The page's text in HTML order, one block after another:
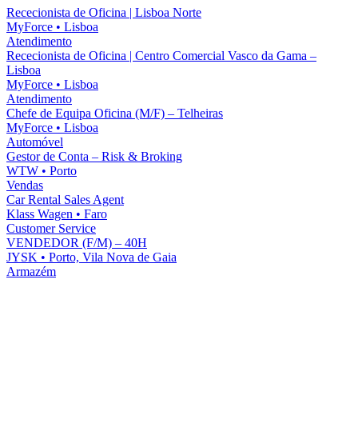
Rececionista de Oficina | Lisboa Norte
MyForce • Lisboa
Atendimento
Rececionista de Oficina | Centro Comercial Vasco da Gama –
Lisboa
MyForce • Lisboa
Atendimento
Chefe de Equipa Oficina (M/F) – Telheiras
MyForce • Lisboa
Automóvel
Gestor de Conta – Risk & Broking
WTW • Porto
Vendas
Car Rental Sales Agent
Klass Wagen • Faro
Customer Service
VENDEDOR (F/M) – 40H
JYSK • Porto, Vila Nova de Gaia
Armazém